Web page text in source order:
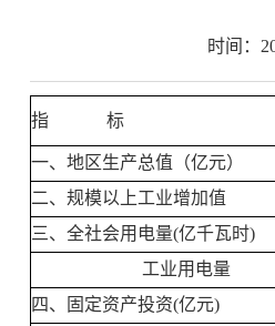
时间：
指 标
一、地区生产总值（亿元）
二、规模以上工业增加值
三、全社会用电量(亿千瓦时)
工业用电量
四、固定资产投资(亿元)